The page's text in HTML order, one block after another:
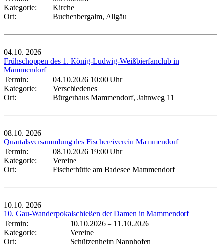
Kategorie:
Kirche
Ort:
Buchenbergalm, Allgäu
04.10. 2026
Frühschoppen des 1. König-Ludwig-Weißbierfanclub in
Mammendorf
Termin:
04.10.2026 10:00 Uhr
Kategorie:
Verschiedenes
Ort:
Bürgerhaus Mammendorf, Jahnweg 11
08.10. 2026
Quartalsversammlung des Fischereiverein Mammendorf
Termin:
08.10.2026 19:00 Uhr
Kategorie:
Vereine
Ort:
Fischerhütte am Badesee Mammendorf
10.10. 2026
10. Gau-Wanderpokalschießen der Damen in Mammendorf
Termin:
10.10.2026 – 11.10.2026
Kategorie:
Vereine
Ort:
Schützenheim Nannhofen